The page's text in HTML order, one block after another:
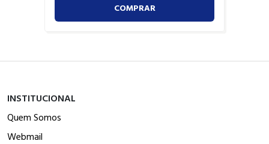
COMPRAR
INSTITUCIONAL
Quem Somos
Webmail